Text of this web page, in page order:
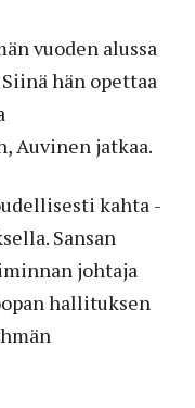
vuoden alussa
hän opettaa
Auvinen jatkaa.
kahta
Sansan
johtaja
hallituksen